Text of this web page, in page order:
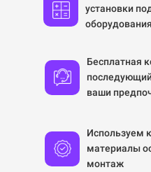
установки
оборудования
Бесплатная
ваши
Используем
материалы
монтаж